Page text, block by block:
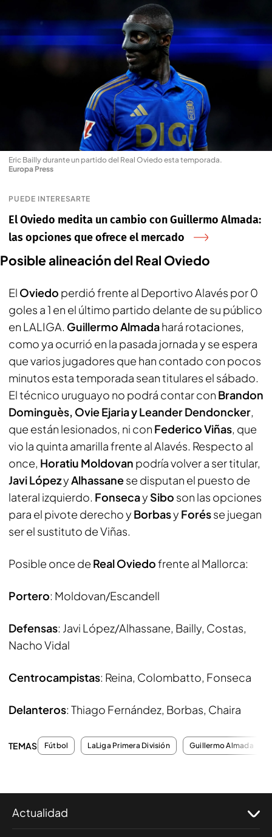
Eric Bailly durante un partido del Real Oviedo esta temporada.
Europa Press
PUEDE INTERESARTE
El Oviedo medita un cambio con Guillermo Almada:
las opciones que ofrece el mercado
Posible alineación del Real Oviedo
El Oviedo perdió frente al Deportivo Alavés por 0
goles a 1 en el último partido delante de su público
en LALIGA. Guillermo Almadahará rotaciones,
como ya ocurrió en la pasada jornada y se espera
que varios jugadores que han contado con pocos
minutos esta temporada sean titulares el sábado.
El técnico uruguayo no podrá contar con Brandon
Dominguès, Ovie Ejaria y Leander Dendoncker,
que están lesionados, ni con Federico Viñas, que
vio la quinta amarilla frente al Alavés. Respecto al
once, Horatiu Moldovan podría volver a ser titular,
Javi LópezyAlhassanese disputan el puesto de
lateral izquierdo. Fonsecay Sibo son las opciones
para el pivote derecho y Borbasy Forésse juegan
ser el sustituto de Viñas.
Posible once de Real Oviedofrente al Mallorca:
Portero: Moldovan/Escandell
Defensas: Javi López/Alhassane, Bailly, Costas,
Nacho Vidal
Centrocampistas: Reina, Colombatto, Fonseca
Delanteros: Thiago Fernández, Borbas, Chaira
TEMAS Fútbol LaLiga Primera División Guillermo Almada
Actualidad